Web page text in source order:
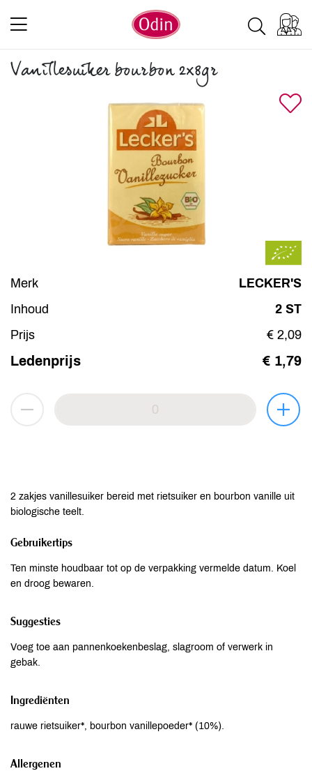
Vanillesuiker bourbon 2x8gr
Merk
LECKER'S
Inhoud
2 ST
Prijs
€ 2,09
Ledenprijs € 1,79
2 zakjes vanillesuiker bereid met rietsuiker en bourbon vanille uit
biologische teelt.
Gebruikertips
Ten minste houdbaar tot op de verpakking vermelde datum. Koel
en droog bewaren.
Suggesties
Voeg toe aan pannenkoekenbeslag, slagroom of verwerk in
gebak.
Ingrediënten
rauwe rietsuiker*, bourbon vanillepoeder* (10%).
Allergenen